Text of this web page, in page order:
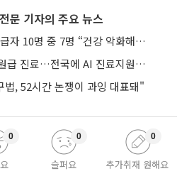
문 기자의 주요 뉴스
장기요양 재가급여 수급자 10명 중 7명 “건강 악화해도 집에서”
보건소에서도 대학병원급 진료…전국에 AI 진료지원도구 보급
법, 52시간 논쟁이 과잉 대표돼"
0
슬퍼요
0
추가취재 원해요
0